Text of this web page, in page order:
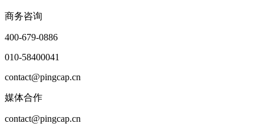
商务咨询
400-679-0886
010-58400041
contact@pingcap.cn
媒体合作
contact@pingcap.cn